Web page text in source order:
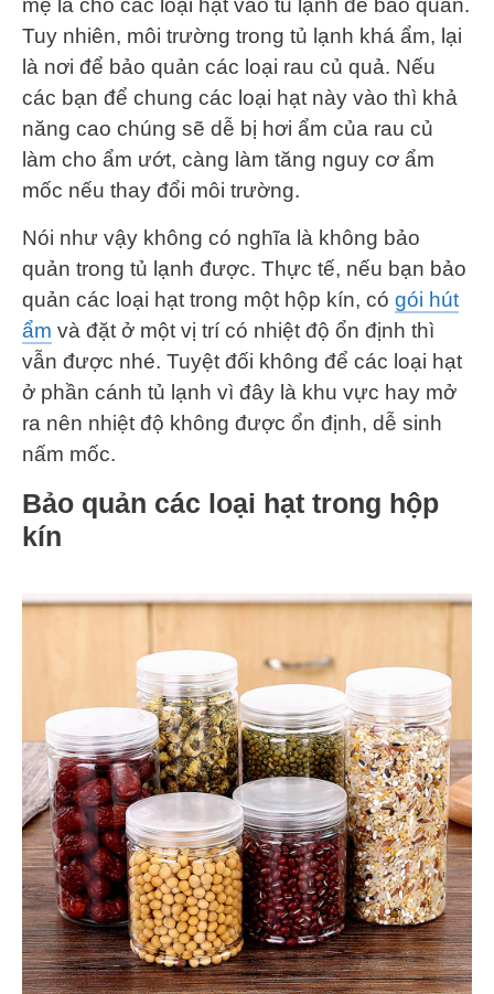
mẹ là cho các loại hạt vào tủ lạnh để bảo quản.
Tuy nhiên, môi trường trong tủ lạnh khá ẩm, lại
là nơi để bảo quản các loại rau củ quả. Nếu
các bạn để chung các loại hạt này vào thì khả
năng cao chúng sẽ dễ bị hơi ẩm của rau củ
làm cho ẩm ướt, càng làm tăng nguy cơ ẩm
mốc nếu thay đổi môi trường.
Nói như vậy không có nghĩa là không bảo
quản trong tủ lạnh được. Thực tế, nếu bạn bảo
quản các loại hạt trong một hộp kín, có gói hút
ẩm và đặt ở một vị trí có nhiệt độ ổn định thì
vẫn được nhé. Tuyệt đối không để các loại hạt
ở phần cánh tủ lạnh vì đây là khu vực hay mở
ra nên nhiệt độ không được ổn định, dễ sinh
nấm mốc.
Bảo quản các loại hạt trong hộp
kín